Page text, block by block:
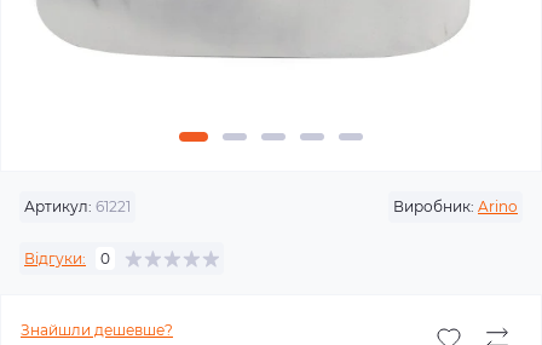
Артикул: 61221 Виробник: Arino
Відгуки: 0
Знайшли дешевше?